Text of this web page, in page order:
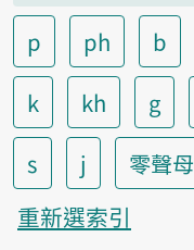
p
ph b
k
kh g
s
j
零聲母
重新選索引